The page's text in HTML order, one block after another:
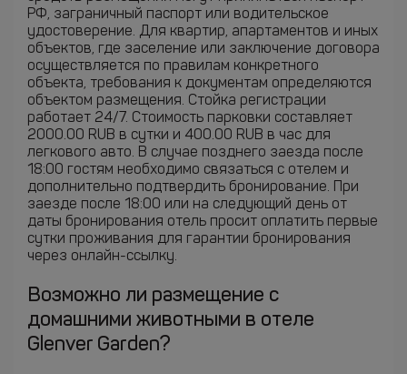
РФ, заграничный паспорт или водительское
удостоверение. Для квартир, апартаментов и иных
объектов, где заселение или заключение договора
осуществляется по правилам конкретного
объекта, требования к документам определяются
объектом размещения. Стойка регистрации
работает 24/7. Стоимость парковки составляет
2000.00 RUB в сутки и 400.00 RUB в час для
легкового авто. В случае позднего заезда после
18:00 гостям необходимо связаться с отелем и
дополнительно подтвердить бронирование. При
заезде после 18:00 или на следующий день от
даты бронирования отель просит оплатить первые
сутки проживания для гарантии бронирования
через онлайн-ссылку.
Возможно ли размещение с
домашними животными в отеле
Glenver Garden?